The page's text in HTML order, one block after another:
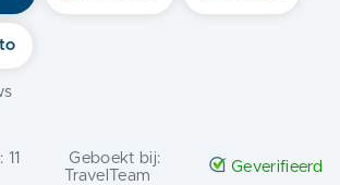
11
Geboekt bij:
TravelTeam
Geverifieerd